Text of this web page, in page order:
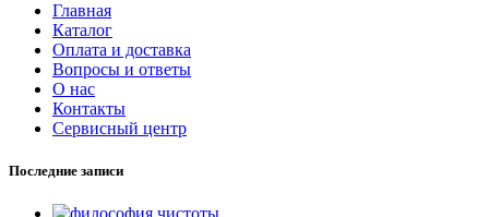
Главная
Каталог
Оплата и доставка
Вопросы и ответы
О нас
Контакты
Сервисный центр
Последние записи